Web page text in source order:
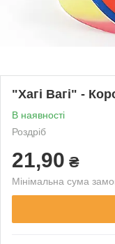
"Хагі Вагі" -
В наявності
Роздріб
21,90 ₴
Мінімальна сума